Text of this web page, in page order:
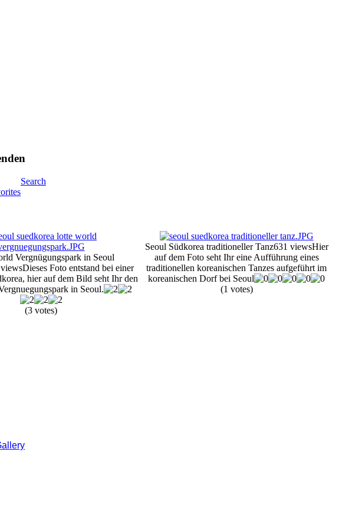
Search
Vergnügungspark in Seoul
Dieses Foto entstand bei einer
hier auf dem Bild seht Ihr den
in Seoul.
(3 votes)
Seoul Südkorea traditioneller Tanz631 viewsHier
auf dem Foto seht Ihr eine Aufführung eines
traditionellen koreanischen Tanzes aufgeführt im
koreanischen Dorf bei Seoul
(1 votes)